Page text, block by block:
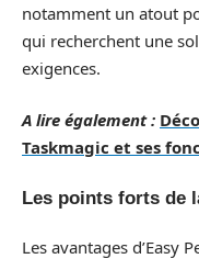
notamment un atout
qui recherchent une
exigences.
A lire également :
Taskmagic et ses
Les points forts de
Les avantages d’Easy